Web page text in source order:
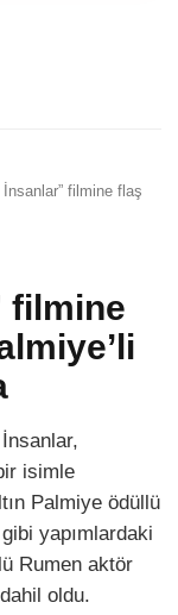
İnsanlar” filmine flaş
filmine
isimle
Palmiye ödüllü
yapımlardaki
Rumen aktör
oldu.